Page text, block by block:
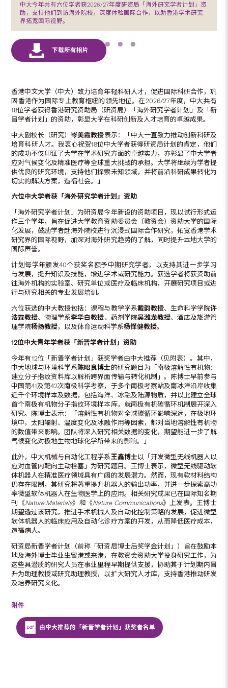
中大今年共有六位学者获2026/27年度研资局「海外研究学者计划」资
助，支持他们到访海外院校，深度体验国际合作，以助香港学术研究
界拓宽国际视野。
香港中文大学（中大）致力培育年轻科研人才，促进国际科研合作，巩
固香港作为国际专上教育枢纽的领先地位。在2026/27年度，中大共有
18位学者获得香港研究资助局（研资局）「海外研究学者计划」及「新
晋学者计划」的资助，彰显大学在科研创新及人才培育的卓越成果。
中大副校长（研究）岑美霞教授表示：「中大一直致力推动创新科研及
培育科研人才。我衷心祝贺18位中大学者获得研资局计划的肯定，他们
的成功不仅印证了大学在学术研究方面的卓越实力，亦彰显了中大学者
应对气候变化及精准医疗等全球重大挑战的承担。大学将继续为学者提
供优良的研究环境，支持他们探索未知领域，并将前沿科研成果转化为
切实的解决方案，造福社会。」
六位中大学者获「海外研究学者计划」资助
「海外研究学者计划」为研资局今年新设的资助项目，现以试行形式运
作三个学年，旨在促进大学教育资助委员会（教资会）资助大学的国际
化发展，鼓励学者赴海外院校进行沉浸式国际合作研究，拓宽香港学术
研究界的国际视野，加深对海外研究趋势的了解，同时提升本地大学的
国际声誉。
计划每学年颁发40个获奖名额予中期研究学者，以支持其进一步学习
与发展，提升知识及技能，增进学术或研究能力。获选学者将获资助前
往海外机构的实验室、研究单位或医疗及临床机构，开展研究项目或进
行与研究相关的专业发展培训。
六位获选的中大教授包括：课程与教学学系戴韵教授、生命科学学院许
浩霖教授、物理学系李华白教授、药剂学院吴潍龙教授、酒店及旅游管
理学院杨扬教授，以及体育运动科学系杨怿健教授。
12位中大青年学者获「新晋学者计划」资助
今年有12位「新晋学者计划」获奖学者由中大推荐（见附表）。其中，
中大地球与环境科学系 陈昭良博士的研究题目为「南极溶解性有机物：
建立分子指纹资料库以解析跨界面传输与转化机制」。陈博士早前参与
中国第41及第42次南极科学考察，于多个南极考察站及南冰洋沿岸收集
近千个环境样本及数据，包括海洋、冰融及陆源物质，并以此建立全球
首个南极有机物分子指纹环境样本库，就南极有机碳循环机制展开深入
研究。陈博士表示：「溶解性有机物对全球碳循环影响深远，在极地环
境中，太阳辐射、温度变化及冰融作用等因素，都对当地溶解性有机物
的数值带来影响。团队将深入研究相关数据的变化，期望能进一步了解
气候变化对极地生物地球化学所带来的影响。」
此外，中大机械与自动化工程学系王鑫博士以「开发微型无线机器人以
应对血管内靶向主动栓塞」为研究题目。王博士表示，微型无线驱动软
体机器人在精准医疗领域具有广阔的发展潜力。然而，现有软材料结构
仍存在限制，其研究将著重提升机器人的输出功率，并进一步探索高功
率微型软体机器人在生物医学上的应用。相关研究成果已在国际知名期
刊《Nature Materials》和《Nature Communications》上发表。王博士
期望透过该研究，推进手术机械人及自动化控制策略的发展，促进微型
软体机器人的临床应用及自动化诊疗方案的开发，从而降低医疗成本，
造福病人。
研资局新晋学者计划（前称「研资局博士后奖学金计划」）旨在鼓励本
地及海外博士毕业生留港或来港，在教资会资助大学投身研究工作，为
这些具潜质的研究人员在事业里程早期提供支援，协助其于计划期内晋
升为助理教授或研究助理教授，以扩大研究人才库，支持香港推动研发
及培养研究文化。
附件
由中大推荐的「新晋学者计划」获奖者名单